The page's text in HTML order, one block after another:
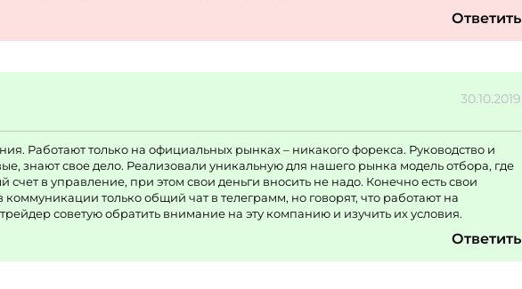
Ответить
30.10.2019
Работают только на официальных рынках – никакого форекса. Руководство и
знают свое дело. Реализовали уникальную для нашего рынка модель отбора, где
в управление, при этом свои деньги вносить не надо. Конечно есть свои
коммуникации только общий чат в телеграмм, но говорят, что работают на
советую обратить внимание на эту компанию и изучить их условия.
Ответить